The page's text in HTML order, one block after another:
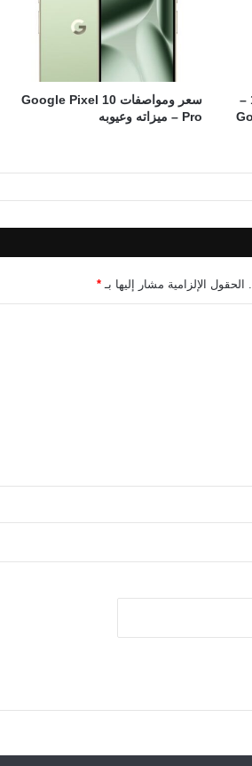
سعر ومواصفات جوجل بيكسل 10 –
سعر ومواصفات Google Pixel 10
Pro – ميزاته وعيوبه
الحقول الإلزامية مشار إليها بـ *